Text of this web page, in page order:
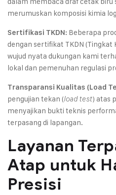
merumuskan komposisi kimia
Sertifikasi TKDN: Beberapa
dengan sertifikat TKDN (Tingkat
wujud nyata dukungan kami
lokal dan pemenuhan regulasi
Transparansi Kualitas (Load
pengujian tekan (load test) atas
menyajikan bukti teknis
terpasang di lapangan.
Layanan
Atap untuk
Presisi